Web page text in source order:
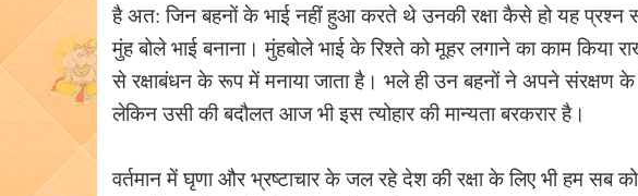
है अत: जिन बहनों के भाई नहीं हुआ करते थे उनकी रक्षा कैसे हो यह
मुंह बोले भाई बनाना। मुंहबोले भाई के रिश्ते को मूहर लगाने का काम किया
से रक्षाबंधन के रूप में मनाया जाता है। भले ही उन बहनों ने अपने संरक्षण
लेकिन उसी की बदौलत आज भी इस त्योहार की मान्यता बरकरार है।
वर्तमान में घृणा और भ्रष्टाचार के जल रहे देश की रक्षा के लिए भी हम सब